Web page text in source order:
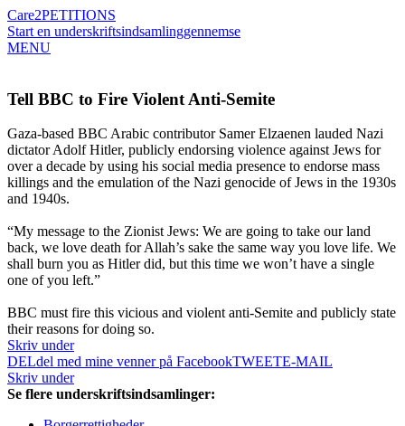
Care2PETITIONS
Start en underskriftsindsamlinggennemse
MENU
Tell BBC to Fire Violent Anti-Semite
Gaza-based BBC Arabic contributor Samer Elzaenen lauded Nazi
dictator Adolf Hitler, publicly endorsing violence against Jews for
over a decade by using his social media presence to endorse mass
killings and the emulation of the Nazi genocide of Jews in the 1930s
and 1940s.
“My message to the Zionist Jews: We are going to take our land
back, we love death for Allah’s sake the same way you love life. We
shall burn you as Hitler did, but this time we won’t have a single
one of you left.”
BBC must fire this vicious and violent anti-Semite and publicly state
their reasons for doing so.
Skriv under
DELdel med mine venner på FacebookTWEETE-MAIL
Skriv under
Se flere underskriftsindsamlinger: